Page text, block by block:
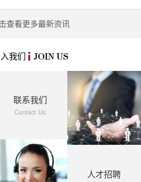
查看更多最新资讯
我们 JOIN US
联系我们
Contact Us
人才招聘